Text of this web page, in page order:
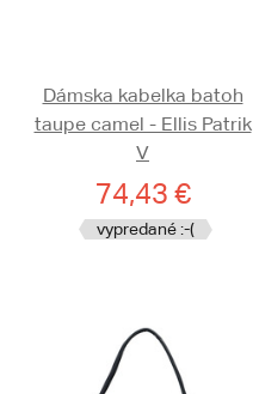
Dámska kabelka batoh
taupe camel - Ellis Patrik
V
74,43 €
vypredané :-(